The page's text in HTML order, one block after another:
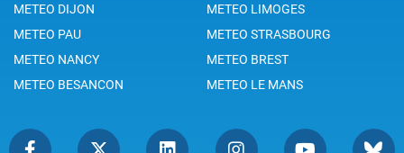
METEO DIJON
METEO LIMOGES
METEO PAU
METEO STRASBOURG
METEO NANCY
METEO BREST
METEO BESANCON
METEO LE MANS